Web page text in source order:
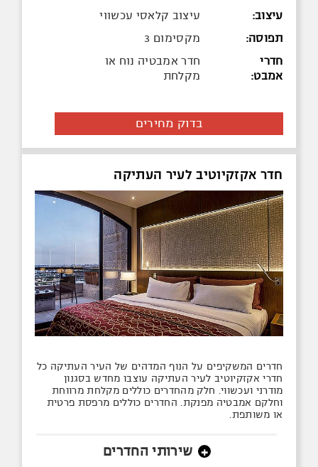
עיצוב:
עיצוב קלאסי עכשווי
תפוסה:
מקסימום 3
חדרי
אמבט:
חדר אמבטיה נוח או
מקלחת
בדוק מחירים
חדר אקזקיוטיב לעיר העתיקה
חדרים המשקיפים על הנוף המדהים של העיר העתיקה כל
חדרי אקזקיוטיב לעיר העתיקה עוצבו מחדש בסגנון
מודרני ועכשווי. חלק מהחדרים כוללים מקלחת מרווחת
וחלקם אמבטיה מפנקת. החדרים כוללים מרפסת פרטית
או משותפת.
+ שירותי החדרים